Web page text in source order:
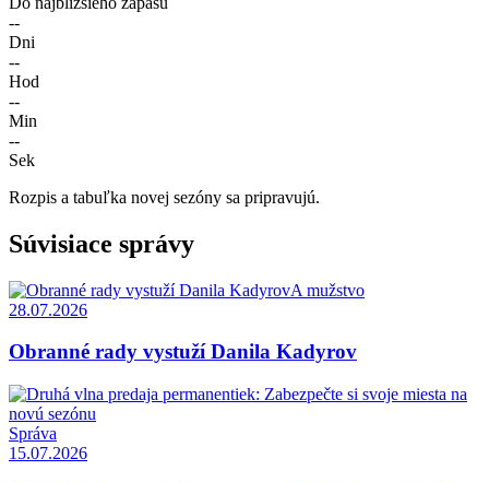
--
Dni
--
Hod
--
Min
--
Sek
Rozpis a tabuľka novej sezóny sa pripravujú.
Súvisiace správy
A mužstvo
28.07.2026
Obranné rady vystuží Danila Kadyrov
Správa
15.07.2026